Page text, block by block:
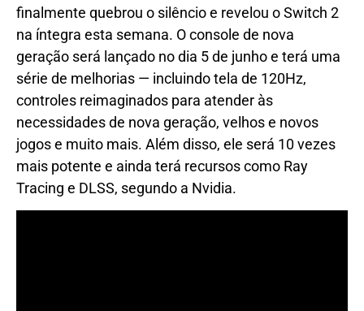
finalmente quebrou o silêncio e revelou o Switch 2
na íntegra esta semana. O console de nova
geração será lançado no dia 5 de junho e terá uma
série de melhorias — incluindo tela de 120Hz,
controles reimaginados para atender às
necessidades de nova geração, velhos e novos
jogos e muito mais. Além disso, ele será 10 vezes
mais potente e ainda terá recursos como Ray
Tracing e DLSS, segundo a Nvidia.